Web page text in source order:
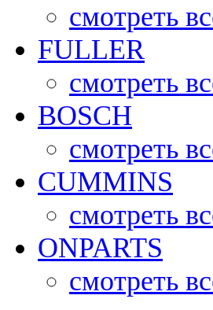
смотреть
FULLER
смотреть
BOSCH
смотреть
CUMMINS
смотреть
ONPARTS
смотреть